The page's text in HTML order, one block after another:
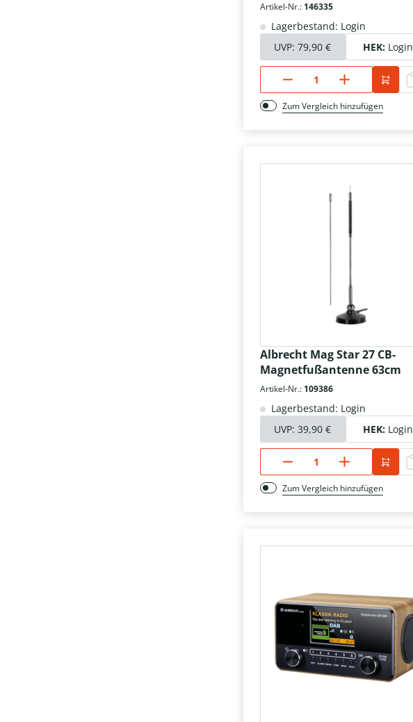
Artikel-Nr.: 146335
Lagerbestand: Login
UVP:79,90 € HEK: Login
Zum Vergleich hinzufügen
Albrecht Mag Star 27 CB-
Magnetfußantenne 63cm
Artikel-Nr.: 109386
Lagerbestand: Login
UVP:39,90 € HEK: Login
Zum Vergleich hinzufügen